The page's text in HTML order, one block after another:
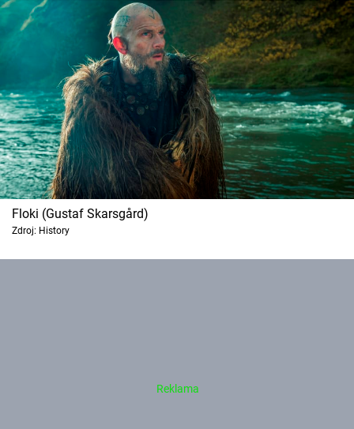
Cool Esport
TV Program
Sledujte prima+
Přihlášení
Sledujte nás
Floki (Gustaf Skarsgård)
Zdroj: History